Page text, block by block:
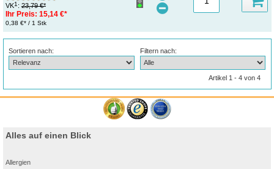
VK1 : 23,79 €*
Ihr Preis: 15,14 €*
0,38 €* / 1 Stk
Sortieren nach: Filtern nach:
Artikel 1 - 4 von 4
Alles auf einen Blick
Allergien